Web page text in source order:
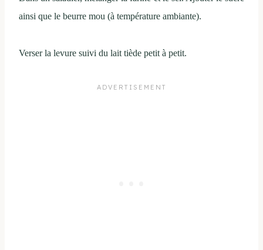
ainsi que le beurre mou (à température ambiante).
Verser la levure suivi du lait tiède petit à petit.